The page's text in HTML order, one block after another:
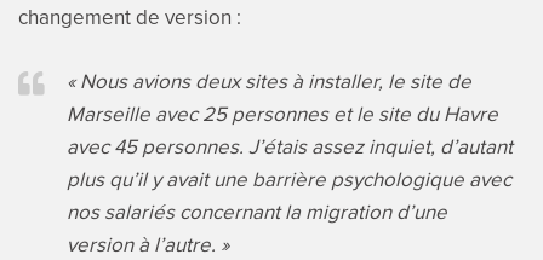
changement de version :
« Nous avions deux sites à installer, le site de
Marseille avec 25 personnes et le site du Havre
avec 45 personnes. J’étais assez inquiet, d’autant
plus qu’il y avait une barrière psychologique avec
nos salariés concernant la migration d’une
version à l’autre. »